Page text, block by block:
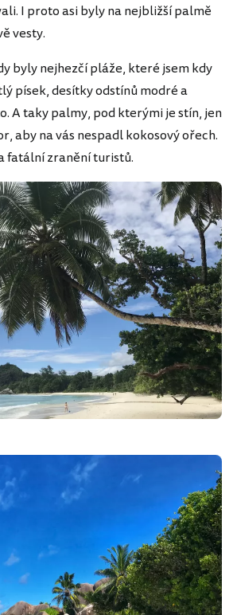
I proto asi byly na nejbližší palmě
vesty.
byly nejhezčí pláže, které jsem kdy
písek, desítky odstínů modré a
A taky palmy, pod kterými je stín, jen
aby na vás nespadl kokosový ořech.
fatální zranění turistů.